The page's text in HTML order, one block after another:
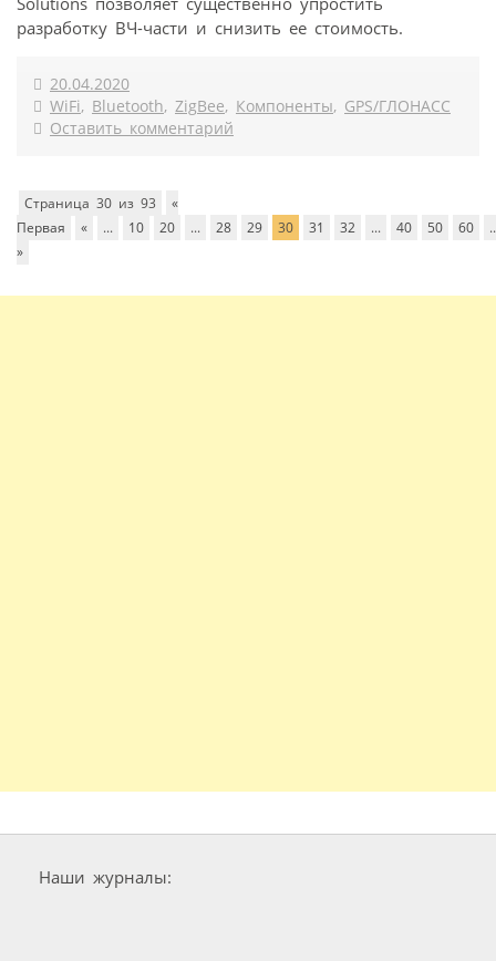
разработку ВЧ-части и снизить ее стоимость.
20.04.2020
WiFi, Bluetooth, ZigBee, Компоненты, GPS/ГЛОНАСС
Оставить комментарий
Страница 30 из 93
«
Первая
« ... 10 20 ... 28 29 30 31 32 ... 40 50 60
»
Наши журналы: